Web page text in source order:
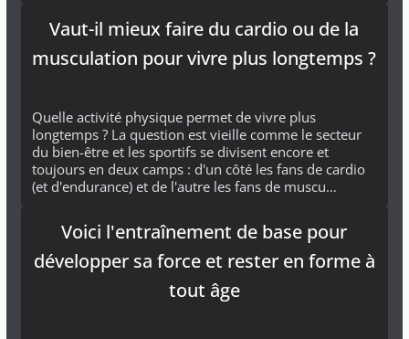
Vaut-il mieux faire du cardio ou de la
musculation pour vivre plus longtemps ?
Quelle activité physique permet de vivre plus
longtemps ? La question est vieille comme le secteur
du bien-être et les sportifs se divisent encore et
toujours en deux camps : d'un côté les fans de cardio
(et d'endurance) et de l'autre les fans de muscu…
Voici l'entraînement de base pour
développer sa force et rester en forme à
tout âge